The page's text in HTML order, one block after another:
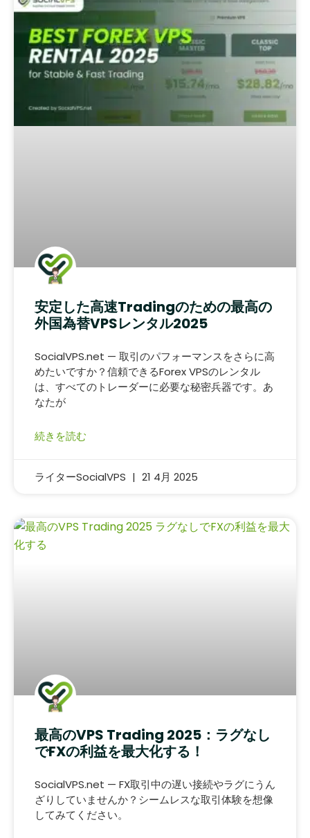
安定した高速Tradingのための最高の
外国為替VPSレンタル2025
SocialVPS.net — 取引のパフォーマンスをさらに高
めたいですか？信頼できるForex VPSのレンタル
は、すべてのトレーダーに必要な秘密兵器です。あ
なたが
続きを読む
ライターSocialVPS 21 4月 2025
最高のVPS Trading 2025：ラグなし
でFXの利益を最大化する！
SocialVPS.net — FX取引中の遅い接続やラグにうん
ざりしていませんか？シームレスな取引体験を想像
してみてください。